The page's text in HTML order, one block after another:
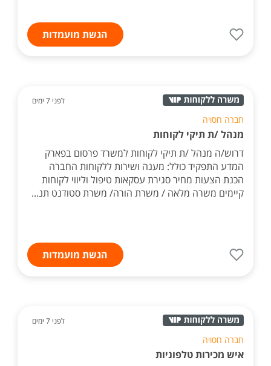
הגשת מועמדות
לפני 7 ימים
חברה חסויה
מנהל /ת תיקי לקוחות
דרוש/ה מנהל /ת תיקי לקוחות למשרד פרסום בפארק
המדע התפקיד כולל: מענה ושירות ללקוחות החברה
הכנת הצעות מחיר סגירת עסקאות טיפול וליווי לקוחות
קיימים משרה מלאה / משרת הורה/ משרת סטודנט תנ...
הגשת מועמדות
לפני 7 ימים
חברה חסויה
איש מכירות טלפוניות